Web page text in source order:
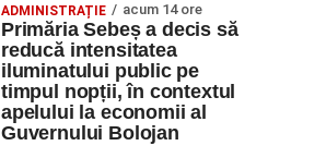
ADMINISTRAȚIE acum 14 ore
Primăria Sebeș a decis să
reducă intensitatea
iluminatului public pe
timpul nopții, în contextul
apelului la economii al
Guvernului Bolojan